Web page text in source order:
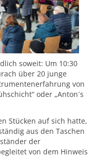
soweit: Um 10:30
über 20 junge
von
oder „Anton´s
Stücken auf sich hatte,
aus den Taschen
der
von dem Hinweis